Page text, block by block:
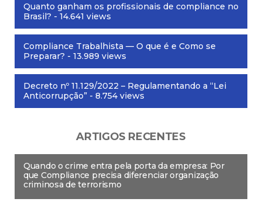
Quanto ganham os profissionais de compliance no
Brasil? - 14.641 views
Compliance Trabalhista — O que é e Como se
Preparar? - 13.989 views
Decreto nº 11.129/2022 – Regulamentando a “Lei
Anticorrupção” - 8.754 views
ARTIGOS RECENTES
Quando o crime entra pela porta da empresa: Por
que Compliance precisa diferenciar organização
criminosa de terrorismo